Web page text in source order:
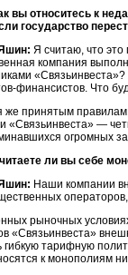
вы относитесь к
государство
Я считаю, что
компания
финансистов. Что
же принятым
«Связьинвеста» —
огромных
ли вы себе
Наши компании
рыночных
«Связьинвеста»
гибкую тарифную
к монополиям